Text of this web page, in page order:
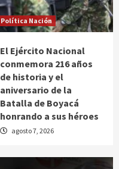
Política Nación
El Ejército Nacional
conmemora 216 años
de historia y el
aniversario de la
Batalla de Boyacá
honrando a sus héroes
agosto 7, 2026